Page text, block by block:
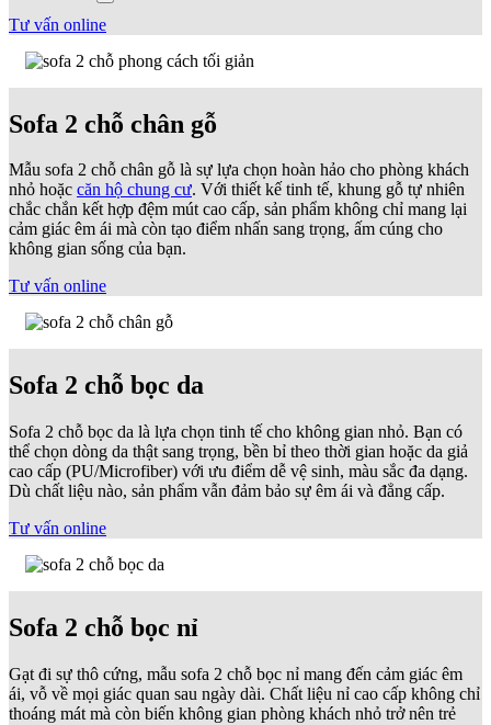
Tư vấn online
Sofa 2 chỗ chân gỗ
Mẫu sofa 2 chỗ chân gỗ là sự lựa chọn hoàn hảo cho phòng khách
nhỏ hoặc căn hộ chung cư. Với thiết kế tinh tế, khung gỗ tự nhiên
chắc chắn kết hợp đệm mút cao cấp, sản phẩm không chỉ mang lại
cảm giác êm ái mà còn tạo điểm nhấn sang trọng, ấm cúng cho
không gian sống của bạn.
Tư vấn online
Sofa 2 chỗ bọc da
Sofa 2 chỗ bọc da là lựa chọn tinh tế cho không gian nhỏ. Bạn có
thể chọn dòng da thật sang trọng, bền bỉ theo thời gian hoặc da giả
cao cấp (PU/Microfiber) với ưu điểm dễ vệ sinh, màu sắc đa dạng.
Dù chất liệu nào, sản phẩm vẫn đảm bảo sự êm ái và đẳng cấp.
Tư vấn online
Sofa 2 chỗ bọc nỉ
Gạt đi sự thô cứng, mẫu sofa 2 chỗ bọc nỉ mang đến cảm giác êm
ái, vỗ về mọi giác quan sau ngày dài. Chất liệu nỉ cao cấp không chỉ
thoáng mát mà còn biến không gian phòng khách nhỏ trở nên trẻ